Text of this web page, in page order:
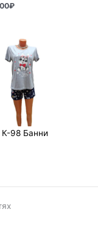
₽
98 Банни